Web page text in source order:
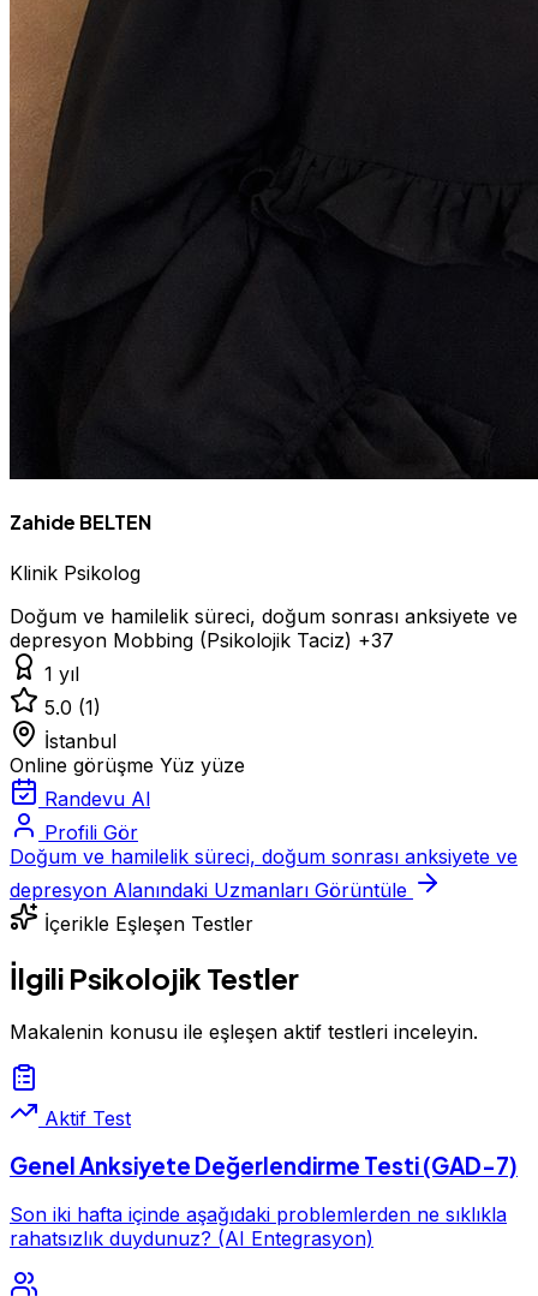
Zahide BELTEN
Klinik Psikolog
Doğum ve hamilelik süreci, doğum sonrası anksiyete ve
depresyon Mobbing (Psikolojik Taciz) +37
1 yıl
5.0 (1)
İstanbul
Online görüşme Yüz yüze
Randevu Al
Profili Gör
Doğum ve hamilelik süreci, doğum sonrası anksiyete ve
depresyon Alanındaki Uzmanları Görüntüle
İçerikle Eşleşen Testler
İlgili Psikolojik Testler
Makalenin konusu ile eşleşen aktif testleri inceleyin.
Aktif Test
Genel Anksiyete Değerlendirme Testi (GAD-7)
Son iki hafta içinde aşağıdaki problemlerden ne sıklıkla
rahatsızlık duydunuz? (AI Entegrasyon)